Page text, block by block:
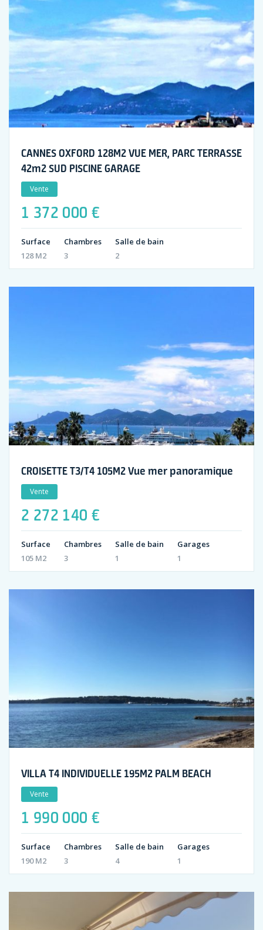
CANNES OXFORD 128M2 VUE MER, PARC TERRASSE
42m2 SUD PISCINE GARAGE
Vente
1 372 000 €
Surface
128 M2
Chambres
3
Salle de bain
2
CROISETTE T3/T4 105M2 Vue mer panoramique
Vente
2 272 140 €
Surface
105 M2
Chambres
3
Salle de bain
1
Garages
1
VILLA T4 INDIVIDUELLE 195M2 PALM BEACH
Vente
1 990 000 €
Surface
190 M2
Chambres
3
Salle de bain
4
Garages
1